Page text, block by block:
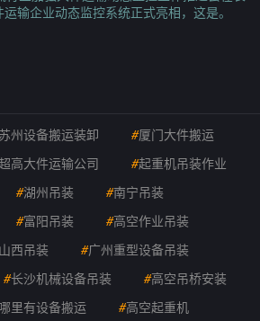
输企业动态监控系统正式亮相，这是。
州设备搬运装卸 #厦门大件搬运
高大件运输公司 #起重机吊装作业
#湖州吊装 #南宁吊装
#富阳吊装 #高空作业吊装
西吊装 #广州重型设备吊装
#长沙机械设备吊装 #高空吊桥安装
里有设备搬运 #高空起重机